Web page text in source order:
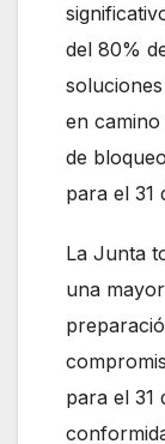
del 80%
en
de
para el 31
La Junta
una
para el 31